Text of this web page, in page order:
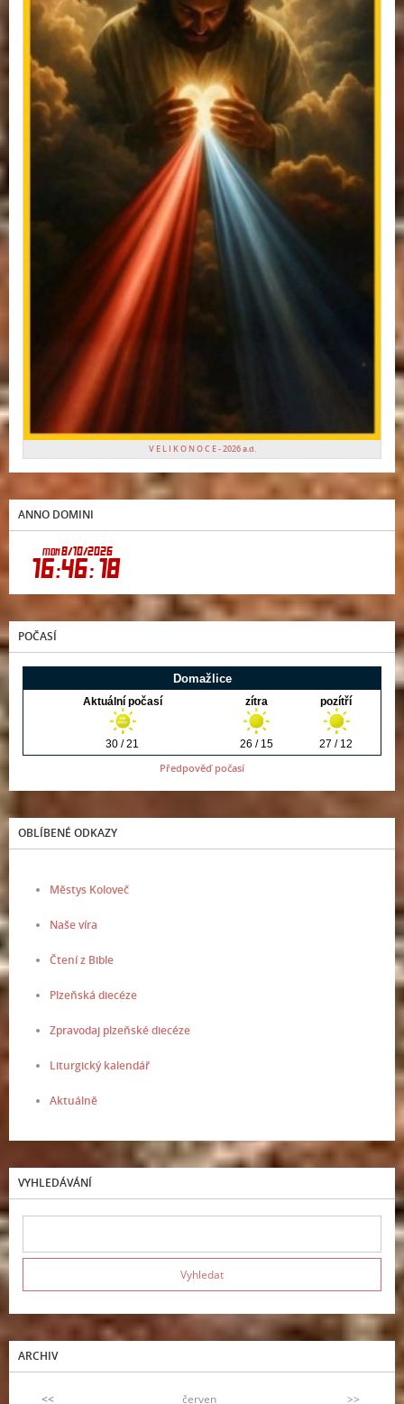
V E L I K O N O C E - 2026 a.d.
ANNO DOMINI
POČASÍ
Předpověď počasí
OBLÍBENÉ ODKAZY
Městys Koloveč
Naše víra
Čtení z Bible
Plzeňská diecéze
Zpravodaj plzeňské diecéze
Liturgický kalendář
Aktuálně
VYHLEDÁVÁNÍ
ARCHIV
<< červen
>>